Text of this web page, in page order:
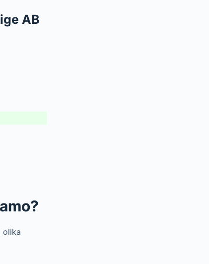
AB
olika